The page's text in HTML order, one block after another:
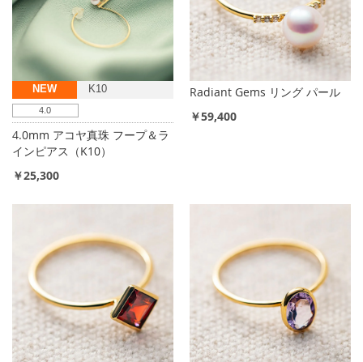
NEW K10
4.0
4.0mm アコヤ真珠 フープ＆ラ
インピアス（K10）
￥25,300
Radiant Gems リング パール
￥59,400